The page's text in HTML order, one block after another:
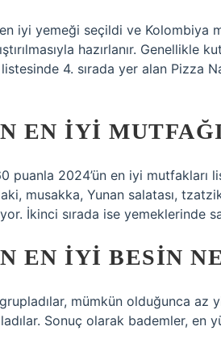
iyi yemeği seçildi ve Kolombiya
hazırlanır. Genellikle
4. sırada yer alan Pizza
EN IYI
puanla 2024’ün en iyi mutfakları
musakka, Yunan salatası,
İkinci sırada ise yemeklerinde
EN IYI BESIN
mümkün olduğunca az
Sonuç olarak bademler, en